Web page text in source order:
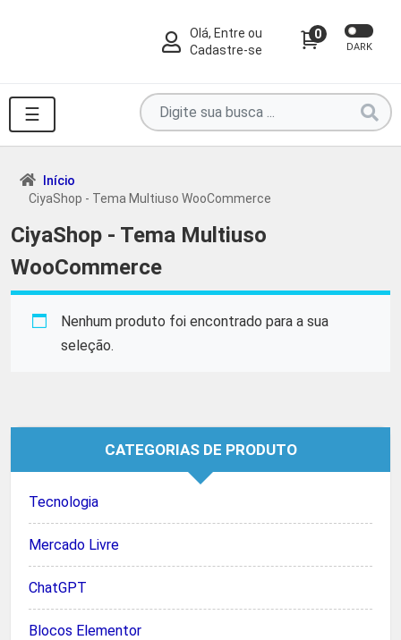
Olá, Entre ou
Cadastre-se
0
DARK
☰
Pesquise
por
produtos
...
Início
CiyaShop - Tema Multiuso WooCommerce
CiyaShop - Tema Multiuso
WooCommerce
Nenhum produto foi encontrado para a sua
seleção.
CATEGORIAS DE PRODUTO
Tecnologia
Mercado Livre
ChatGPT
Blocos Elementor